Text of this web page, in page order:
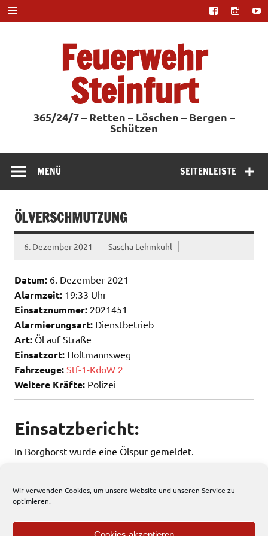
Wir verwenden Cookies, um unsere Website und unseren Service zu
optimieren.
Zum
Inhalt
springen
Feuerwehr
Steinfurt
365/24/7 – Retten – Löschen – Bergen –
Schützen
SEITENLEISTE
MENÜ
ÖLVERSCHMUTZUNG
6. Dezember 2021 Sascha Lehmkuhl
Datum: 6. Dezember 2021
Alarmzeit: 19:33 Uhr
Einsatznummer: 2021451
Alarmierungsart: Dienstbetrieb
Art: Öl auf Straße
Einsatzort: Holtmannsweg
Fahrzeuge: Stf-1-KdoW 2
Weitere Kräfte: Polizei
Einsatzbericht:
In Borghorst wurde eine Ölspur gemeldet.
194 total views